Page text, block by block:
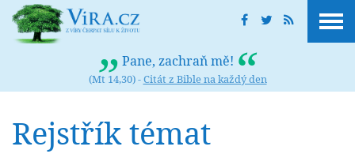
Pane, zachraň mě!
(Mt 14,30) -Citát z Bible na každý den
Rejstřík témat